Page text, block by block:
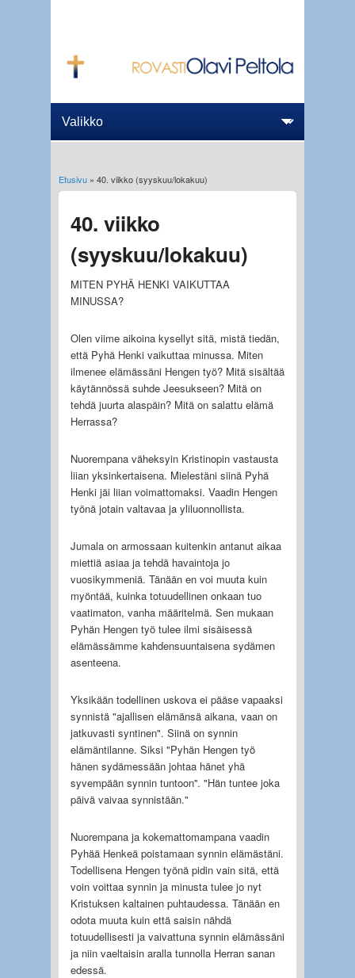
Olet täällä
Etusivu» 40. viikko (syyskuu/lokakuu)
40. viikko
(syyskuu/lokakuu)
MITEN PYHÄ HENKI VAIKUTTAA
MINUSSA?
Olen viime aikoina kysellyt sitä, mistä tiedän,
että Pyhä Henki vaikuttaa minussa. Miten
ilmenee elämässäni Hengen työ? Mitä sisältää
käytännössä suhde Jeesukseen? Mitä on
tehdä juurta alaspäin? Mitä on salattu elämä
Herrassa?
Nuorempana väheksyin Kristinopin vastausta
liian yksinkertaisena. Mielestäni siinä Pyhä
Henki jäi liian voimattomaksi. Vaadin Hengen
työnä jotain valtavaa ja yliluonnollista.
Jumala on armossaan kuitenkin antanut aikaa
miettiä asiaa ja tehdä havaintoja jo
vuosikymmeniä. Tänään en voi muuta kuin
myöntää, kuinka totuudellinen onkaan tuo
vaatimaton, vanha määritelmä. Sen mukaan
Pyhän Hengen työ tulee ilmi sisäisessä
elämässämme kahdensuuntaisena sydämen
asenteena.
Yksikään todellinen uskova ei pääse vapaaksi
synnistä "ajallisen elämänsä aikana, vaan on
jatkuvasti syntinen". Siinä on synnin
elämäntilanne. Siksi "Pyhän Hengen työ
hänen sydämessään johtaa hänet yhä
syvempään synnin tuntoon''. "Hän tuntee joka
päivä vaivaa synnistään."
Nuorempana ja kokemattomampana vaadin
Pyhää Henkeä poistamaan synnin elämästäni.
Todellisena Hengen työnä pidin vain sitä, että
voin voittaa synnin ja minusta tulee jo nyt
Kristuksen kaltainen puhtaudessa. Tänään en
odota muuta kuin että saisin nähdä
totuudellisesti ja vaivattuna synnin elämässäni
ja niin vaeltaisin aralla tunnolla Herran sanan
edessä.